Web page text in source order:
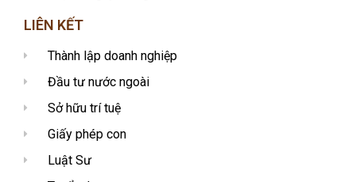
LIÊN KẾT
Thành lập doanh nghiệp
Đầu tư nước ngoài
Sở hữu trí tuệ
Giấy phép con
Luật Sư